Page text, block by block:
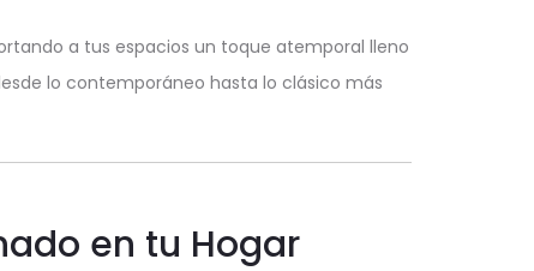
a tus espacios un toque atemporal lleno
lo contemporáneo hasta lo clásico más
en tu Hogar